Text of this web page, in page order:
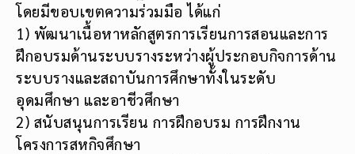
โดยมีขอบเขตความร่วมมือ ได้แก่
1) พัฒนาเนื้อหาหลักสูตรการเรียนการสอนและการ
ฝึกอบรมด้านระบบรางระหว่างผู้ประกอบกิจการด้าน
ระบบรางและสถาบันการศึกษาทั้งในระดับ
อุดมศึกษา และอาชีวศึกษา
2) สนับสนุนการเรียน การฝึกอบรม การฝึกงาน
โครงการสหกิจศึกษา